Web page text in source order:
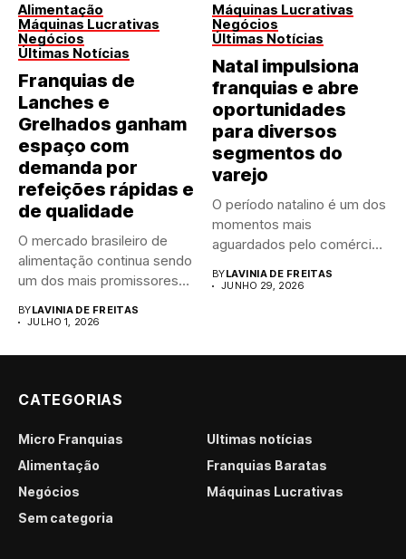
Alimentação
Máquinas Lucrativas
Negócios
Últimas Notícias
Franquias de
Lanches e
Grelhados ganham
espaço com
demanda por
refeições rápidas e
de qualidade
O mercado brasileiro de
alimentação continua sendo
um dos mais promissores
BYLAVINIA DE FREITAS
JULHO 1, 2026
Máquinas Lucrativas
Negócios
Últimas Notícias
Natal impulsiona
franquias e abre
oportunidades
para diversos
segmentos do
varejo
O período natalino é um dos
momentos mais
aguardados pelo comércio
BYLAVINIA DE FREITAS
JUNHO 29, 2026
CATEGORIAS
Micro Franquias
Últimas notícias
Alimentação
Franquias Baratas
Negócios
Máquinas Lucrativas
Sem categoria